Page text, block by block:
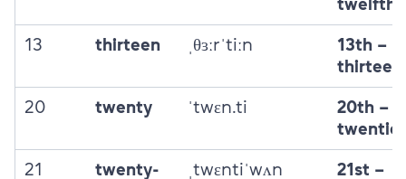
twelfth
13 thirteen ˌθɜːrˈtiːn
13th –
20 twenty ˈtwɛn.ti
20th –
21
twenty-
ˌtwɛntiˈwʌn
21st –